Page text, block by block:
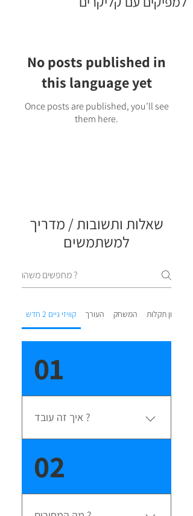
No posts published in
this language yet
Once posts are published, you’ll see
them here.
שאלות ותשובות / מדריך
למשתמשים
קוויזי גיים 2 חדש העורך המשחק פתרון תקלות
01
איך זה עובד ?
2. בדקו אותו "שחקו עכשיו" און ליין
והתאימו אותו וצרכים שלכם. 3. רכשו
את השעשועון והורידו אליכם לשולחן
העבודה. 4. הפעילו את השעשועון
02